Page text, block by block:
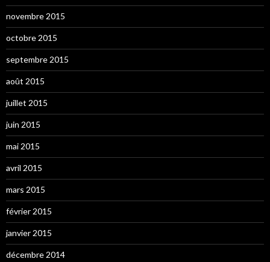
novembre 2015
octobre 2015
septembre 2015
août 2015
juillet 2015
juin 2015
mai 2015
avril 2015
mars 2015
février 2015
janvier 2015
décembre 2014